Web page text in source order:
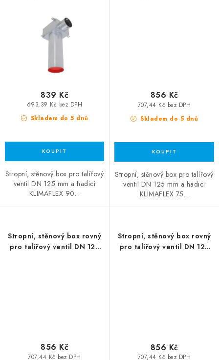
Skladem do 5 dnů
693,39 Kč bez DPH
839 Kč
Stropní, stěnový box pro talířový
ventil DN 125 mm a hadici
KLIMAFLEX 90...
Skladem do 5 dnů
707,44 Kč bez DPH
856 Kč
Stropní, stěnový box pro talířový
ventil DN 125 mm a hadici
KLIMAFLEX 75...
Stropní, stěnový box rovný
pro talířový ventil DN 125
707,44 Kč bez DPH
856 Kč
Stropní, stěnový box rovný
pro talířový ventil DN 125
707,44 Kč bez DPH
856 Kč